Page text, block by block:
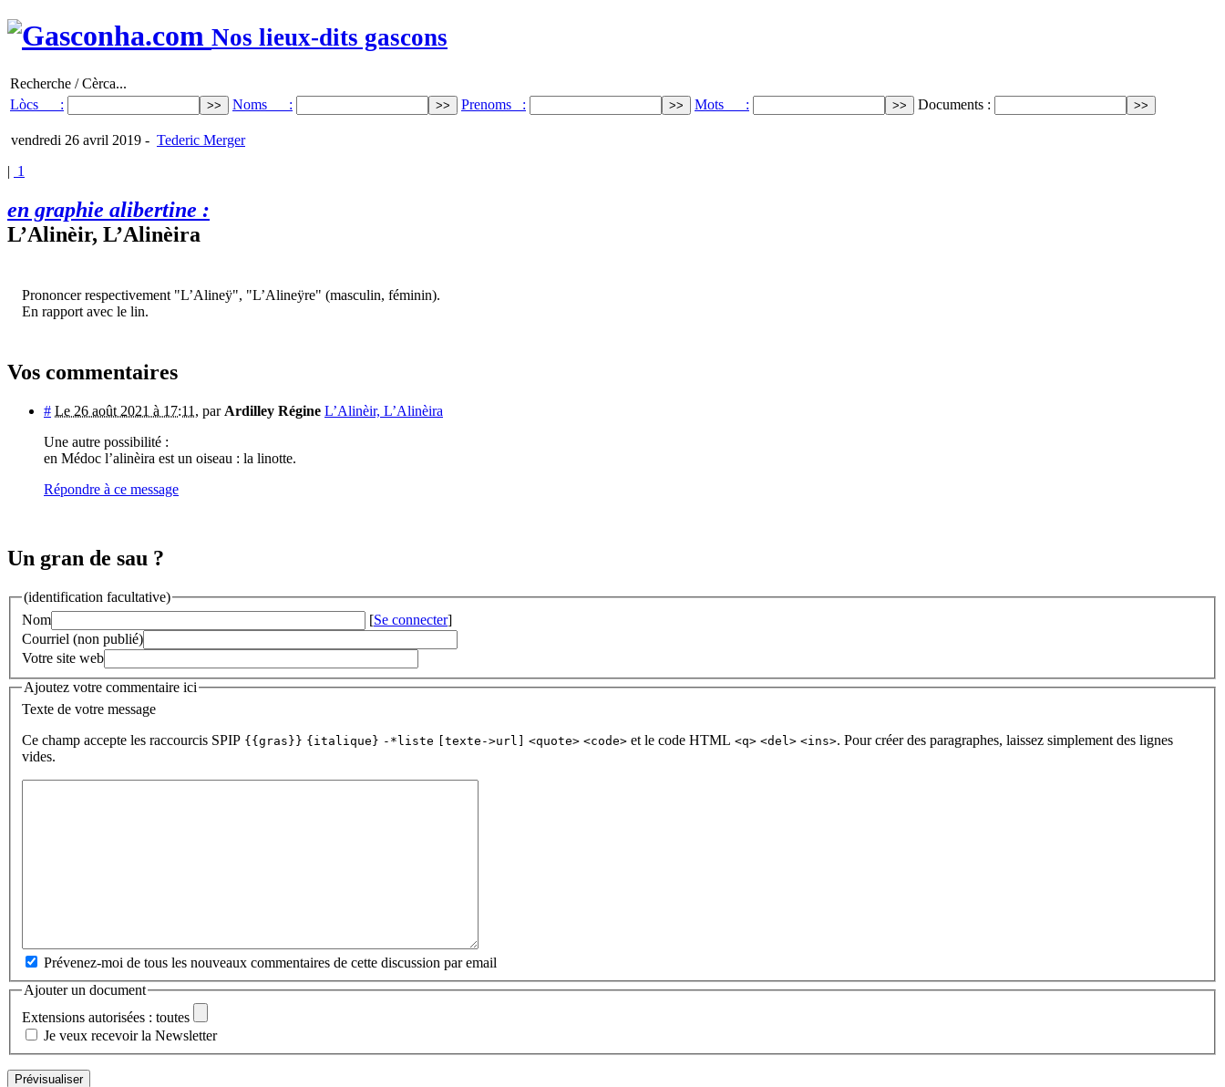
Nos lieux-dits gascons
Recherche / Cèrca...
Lòcs :
Noms : Prenoms : Mots : Documents :
vendredi 26 avril 2019 - Tederic Merger
| 1
en graphie alibertine :
L’Alinèir, L’Alinèira
Prononcer respectivement "L’Alineÿ", "L’Alineÿre" (masculin, féminin).
En rapport avec le lin.
Vos commentaires
# Le 26 août 2021 à 17:11 , par Ardilley Régine L’Alinèir, L’Alinèira
Une autre possibilité :
en Médoc l’alinèira est un oiseau : la linotte.
Répondre à ce message
Un gran de sau ?
(identification facultative)
Nom
[Se connecter]
Courriel (non publié)
Votre site web
Ajoutez votre commentaire ici
Texte de votre message
Ce champ accepte les raccourcis SPIP {{gras}} {italique} -*liste [texte->url] <quote> <code> et le code HTML <q> <del> <ins>. Pour créer des paragraphes, laissez simplement des lignes
vides.
Prévenez-moi de tous les nouveaux commentaires de cette discussion par email
Ajouter un document
Extensions autorisées : toutes
Je veux recevoir la Newsletter